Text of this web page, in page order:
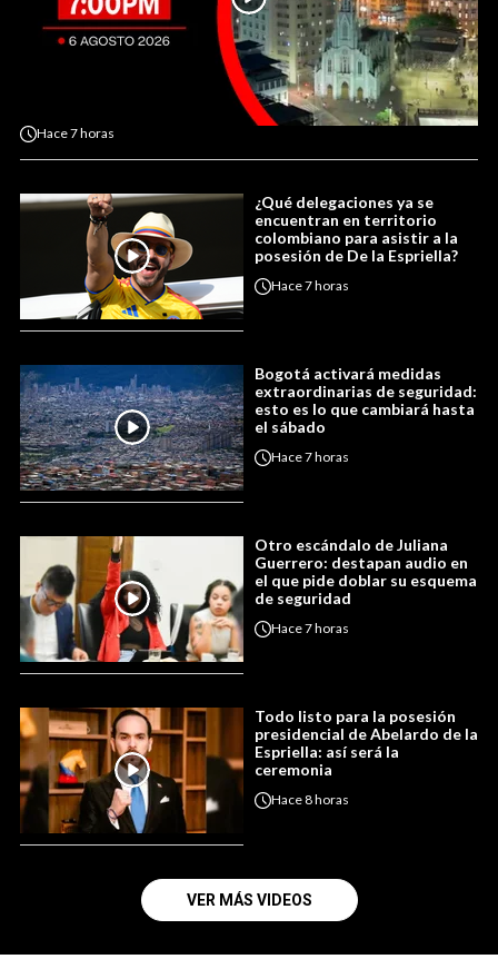
Hace7 horas
¿Qué delegaciones ya se
encuentran en territorio
colombiano para asistir a la
posesión de De la Espriella?
Hace7 horas
Bogotá activará medidas
extraordinarias de seguridad:
esto es lo que cambiará hasta
el sábado
Hace7 horas
Otro escándalo de Juliana
Guerrero: destapan audio en
el que pide doblar su esquema
de seguridad
Hace7 horas
Todo listo para la posesión
presidencial de Abelardo de la
Espriella: así será la
ceremonia
Hace8 horas
VER MÁS VIDEOS